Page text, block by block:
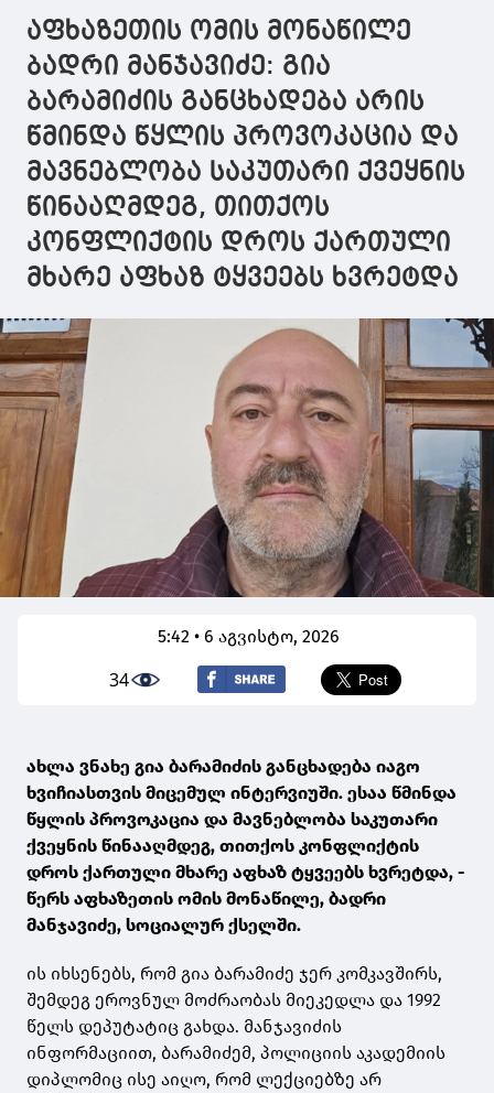
სეტყვა და ქარი
სეტყვა და ქარი
აფხაზეთის ომის მონაწილე
ბადრი მანჯავიძე: გია
ბარამიძის განცხადება არის
წმინდა წყლის პროვოკაცია და
მავნებლობა საკუთარი ქვეყნის
წინააღმდეგ, თითქოს
კონფლიქტის დროს ქართული
მხარე აფხაზ ტყვეებს ხვრეტდა
5:42 • 6 აგვისტო, 2026
34
ახლა ვნახე გია ბარამიძის განცხადება იაგო
ხვიჩიასთვის მიცემულ ინტერვიუში. ესაა წმინდა
წყლის პროვოკაცია და მავნებლობა საკუთარი
ქვეყნის წინააღმდეგ, თითქოს კონფლიქტის
დროს ქართული მხარე აფხაზ ტყვეებს ხვრეტდა, -
წერს აფხაზეთის ომის მონაწილე, ბადრი
მანჯავიძე, სოციალურ ქსელში.
ის იხსენებს, რომ გია ბარამიძე ჯერ კომკავშირს,
შემდეგ ეროვნულ მოძრაობას მიეკედლა და 1992
წელს დეპუტატიც გახდა. მანჯავიძის
ინფორმაციით, ბარამიძემ, პოლიციის აკადემიის
დიპლომიც ისე აიღო, რომ ლექციებზე არ